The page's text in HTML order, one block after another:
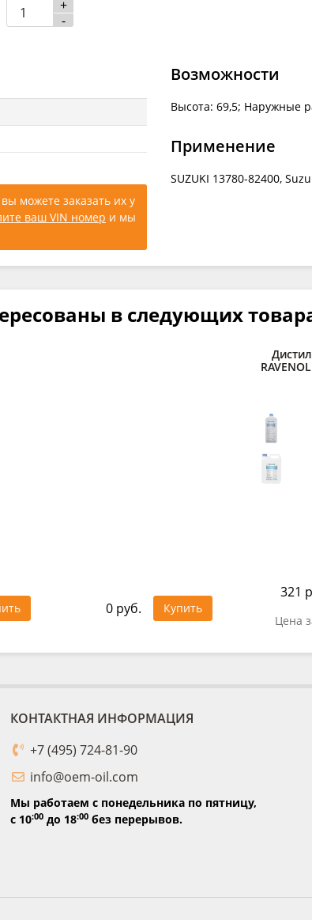
+
-
можете заказать их у
ваш VIN номер и мы
Возможности
Высота: 69,5; Наружные
Применение
SUZUKI 13780-82400,
в следующих
0 руб. Купить
321
Цена
КОНТАКТНАЯ ИНФОРМАЦИЯ
+7 (495) 724-81-90
info@oem-oil.com
Мы работаем с понедельника по пятницу,
с 10:00до 18:00без перерывов.